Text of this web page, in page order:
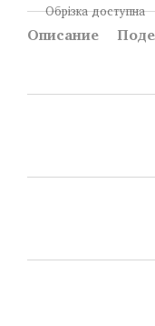
Обрізка доступна
Описание